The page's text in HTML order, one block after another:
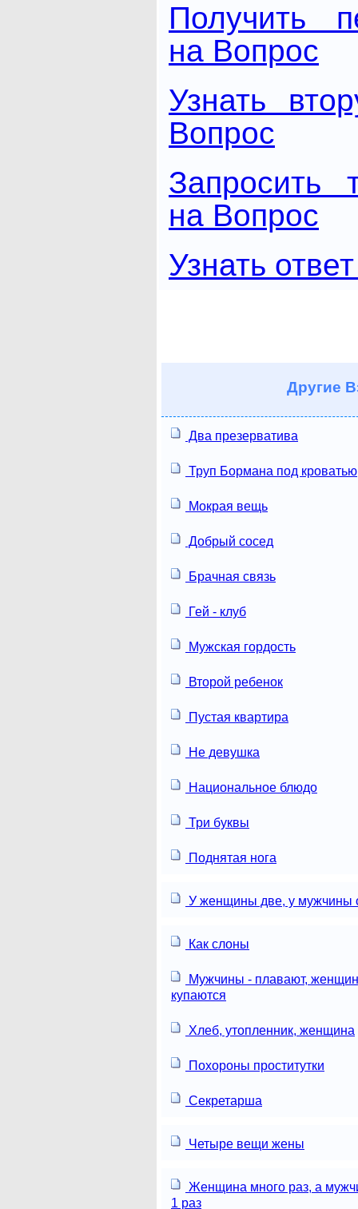
Получить
на Вопрос
Узнать
Вопрос
Запросить
на Вопрос
Узнать
Другие
Два презерватива
Труп Бормана под кроватью
Мокрая вещь
Добрый сосед
Брачная связь
Гей - клуб
Мужская гордость
Второй ребенок
Пустая квартира
Не девушка
Национальное блюдо
Три буквы
Поднятая нога
У женщины две, у мужчины
Как слоны
Мужчины - плавают,
купаются
Хлеб, утопленник, женщина
Похороны проститутки
Секретарша
Четыре вещи жены
Женщина много раз, а
1 раз